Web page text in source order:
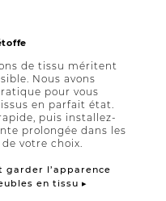
de tissu méritent
Nous avons
pour vous
en parfait état.
puis installez-
prolongée dans les
votre choix.
garder l’apparence
en tissu ▸